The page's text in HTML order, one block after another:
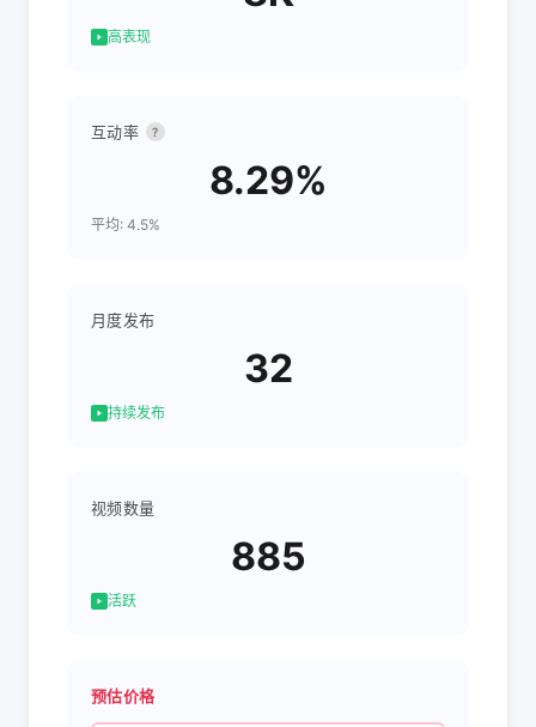
高表现
互动率 ?
8.29%
平均: 4.5%
月度发布
32
持续发布
视频数量
885
活跃
预估价格